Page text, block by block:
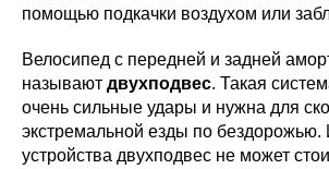
помощью подкачки воздухом или
Велосипед с передней и задней
называют двухподвес. Такая
очень сильные удары и нужна для
экстремальной езды по бездорожью.
устройства двухподвес не может